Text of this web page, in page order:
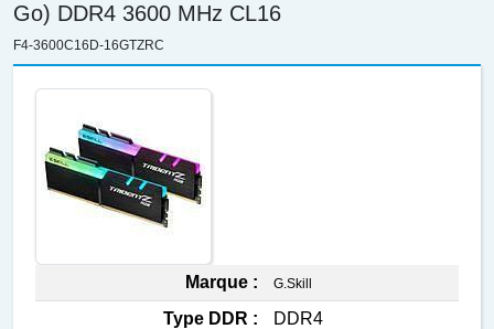
Go) DDR4 3600 MHz CL16
F4-3600C16D-16GTZRC
Marque : G.Skill
Type DDR :
DDR4